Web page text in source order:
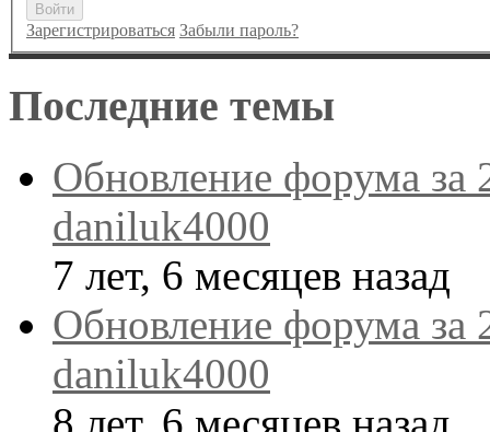
Войти
Зарегистрироваться Забыли пароль?
Последние темы
Обновление форума за
daniluk4000
7 лет, 6 месяцев назад
Обновление форума за
daniluk4000